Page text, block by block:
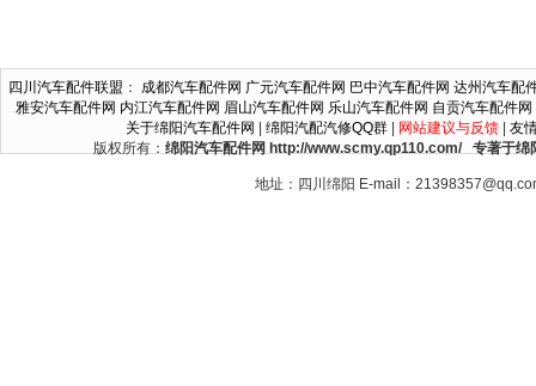
四川汽车配件联盟 ： 成都汽车配件网 广元汽车配件网 巴中汽车配件网 达州汽车配
雅安汽车配件网 内江汽车配件网 眉山汽车配件网 乐山汽车配件网 自贡汽车配件网
关于绵阳汽车配件网
绵阳汽配汽修QQ群| 网站建议与反馈| 友
版权所有： 绵阳汽车配件网 http://www.scmy.qp110.com/ 专著于绵
地址：四川绵阳 E-mail：